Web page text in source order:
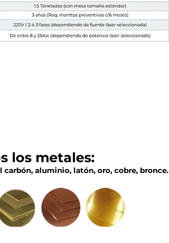
los metales:
carbón, aluminio, latón, oro, cobre, bronce.